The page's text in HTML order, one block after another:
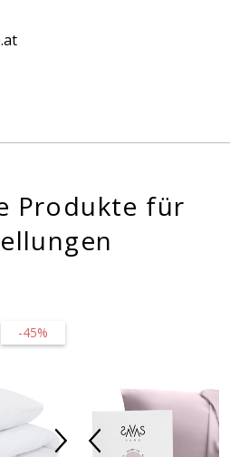
Produkte für
-45%